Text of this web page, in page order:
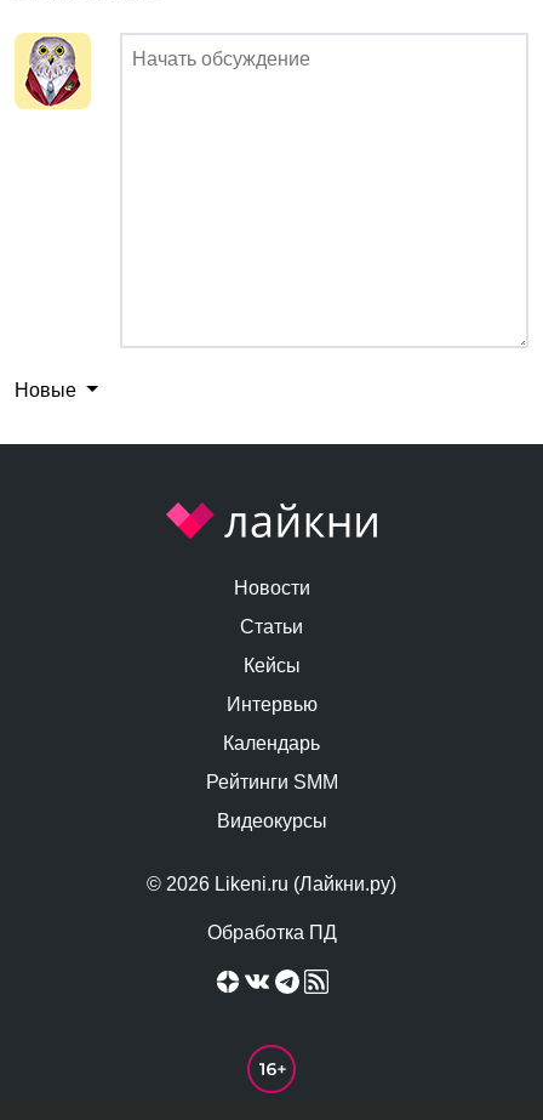
Новые
© 2026 Likeni.ru (Лайкни.ру)
Обработка ПД
Новости
Статьи
Кейсы
Интервью
Календарь
Рейтинги SMM
Видеокурсы